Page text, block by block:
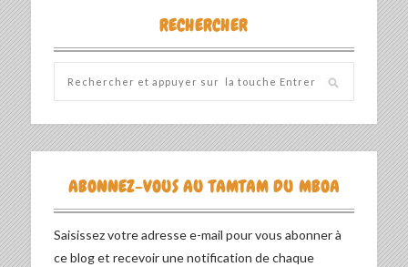
RECHERCHER
ABONNEZ-VOUS AU TAMTAM DU MBOA
Saisissez votre adresse e-mail pour vous abonner à
ce blog et recevoir une notification de chaque